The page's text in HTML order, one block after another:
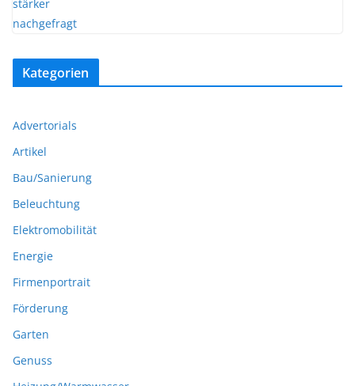
Kategorien
Advertorials
Artikel
Bau/Sanierung
Beleuchtung
Elektromobilität
Energie
Firmenportrait
Förderung
Garten
Genuss